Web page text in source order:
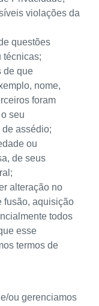
violações da
questões
técnicas;
de que
nome,
foram
seu
assédio;
ou
de seus
alteração no
fusão, aquisição
todos
esse
termos de
ou gerenciamos